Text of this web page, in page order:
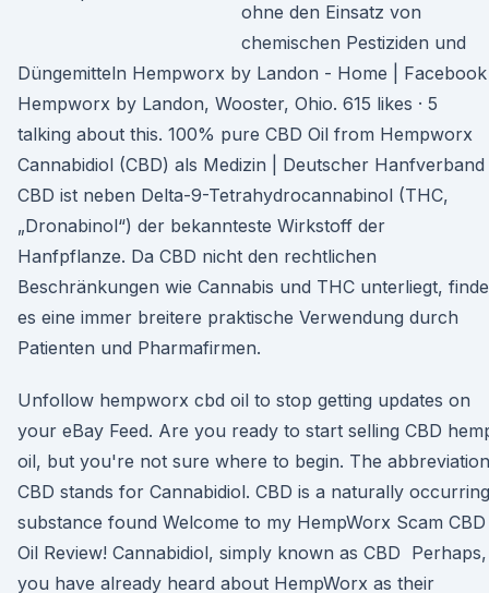
ohne den Einsatz von
chemischen Pestiziden und
Düngemitteln Hempworx by Landon - Home | Facebook
Hempworx by Landon, Wooster, Ohio. 615 likes · 5
talking about this. 100% pure CBD Oil from Hempworx
Cannabidiol (CBD) als Medizin | Deutscher Hanfverband
CBD ist neben Delta-9-Tetrahydrocannabinol (THC,
„Dronabinol“) der bekannteste Wirkstoff der
Hanfpflanze. Da CBD nicht den rechtlichen
Beschränkungen wie Cannabis und THC unterliegt,
es eine immer breitere praktische Verwendung durch
Patienten und Pharmafirmen.
Unfollow hempworx cbd oil to stop getting updates on
your eBay Feed. Are you ready to start selling CBD
oil, but you're not sure where to begin. The abbreviation
CBD stands for Cannabidiol. CBD is a naturally occurring
substance found Welcome to my HempWorx Scam CBD
Oil Review! Cannabidiol, simply known as CBD Perhaps,
you have already heard about HempWorx as their